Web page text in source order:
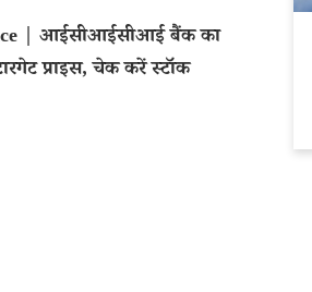
| आईसीआईसीआई बैंक का
प्राइस, चेक करें स्टॉक